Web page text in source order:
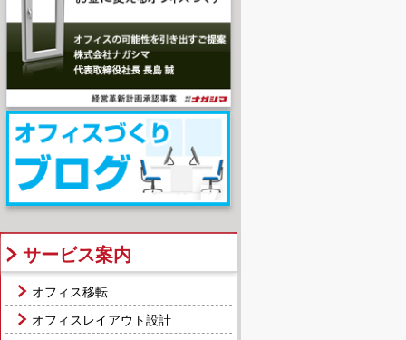
サービス案内
オフィス移転
オフィスレイアウト設計